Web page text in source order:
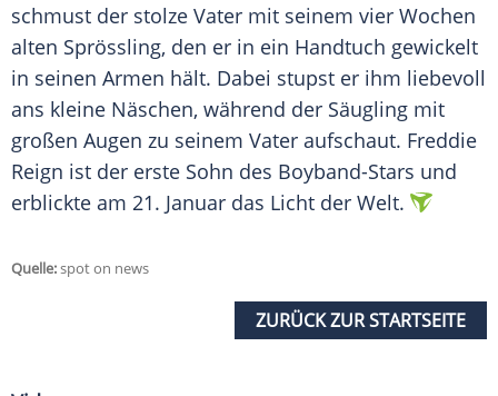
schmust der stolze Vater mit seinem vier Wochen
alten Sprössling, den er in ein Handtuch gewickelt
in seinen Armen hält. Dabei stupst er ihm liebevoll
ans kleine Näschen, während der Säugling mit
großen Augen zu seinem Vater aufschaut. Freddie
Reign ist der erste Sohn des Boyband-Stars und
erblickte am 21. Januar das Licht der Welt.
Quelle:spot on news
ZURÜCK ZUR STARTSEITE